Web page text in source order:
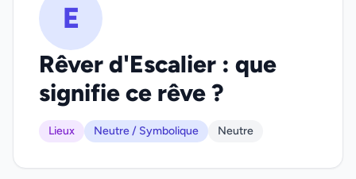
E
Rêver d'Escalier : que
signifie ce rêve ?
Lieux Neutre / Symbolique Neutre